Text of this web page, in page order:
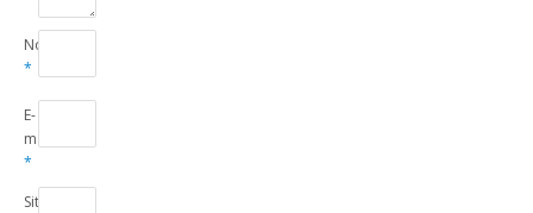
Nom
*
E-
mail
*
Site